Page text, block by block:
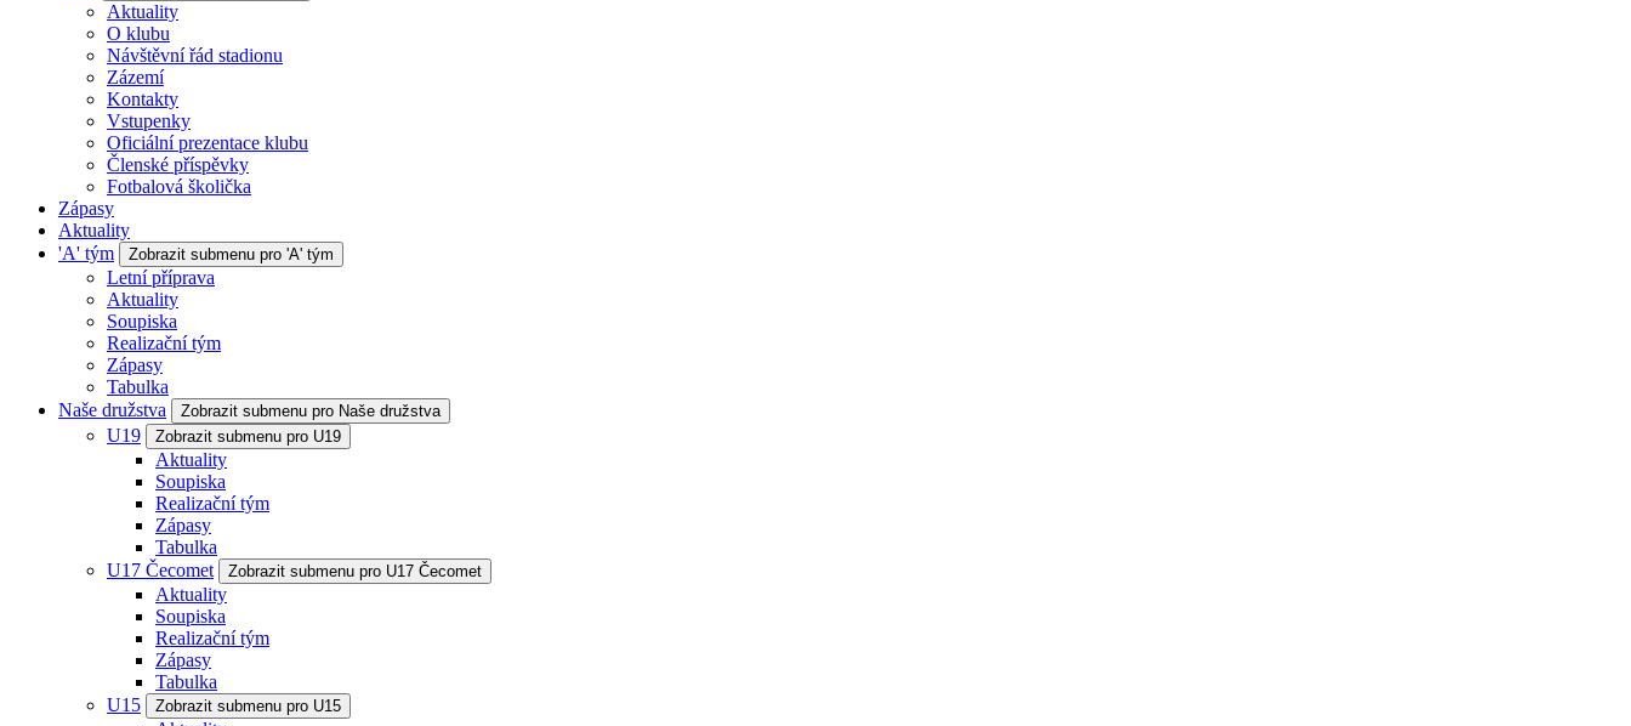
Aktuality
O klubu
Návštěvní řád stadionu
Zázemí
Kontakty
Vstupenky
Oficiální prezentace klubu
Členské příspěvky
Fotbalová školička
Zápasy
Aktuality
'A' tým
Zobrazit submenu pro 'A' tým
Letní příprava
Aktuality
Soupiska
Realizační tým
Zápasy
Tabulka
Naše družstva
Zobrazit submenu pro Naše družstva
U19 Zobrazit submenu pro U19
Aktuality
Soupiska
Realizační tým
Zápasy
Tabulka
U17 Čecomet
Zobrazit submenu pro U17 Čecomet
Aktuality
Soupiska
Realizační tým
Zápasy
Tabulka
U15
Zobrazit submenu pro U15